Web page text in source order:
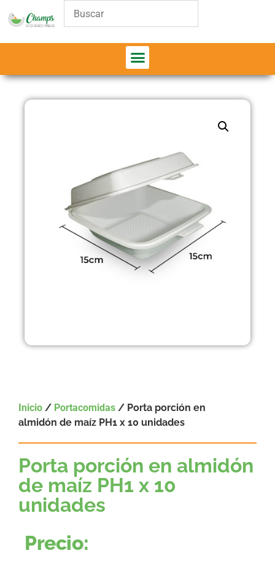
Inicio / Portacomidas / Porta porción en
almidón de maíz PH1 x 10 unidades
Porta porción en almidón
de maíz PH1 x 10
unidades
Precio: